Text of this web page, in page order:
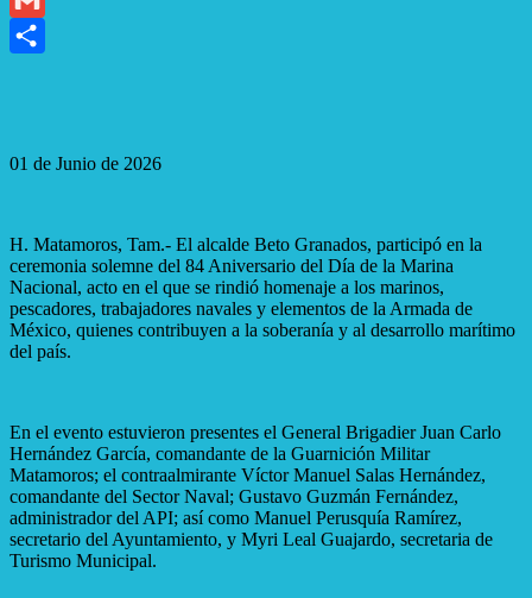
Gmail
01 de Junio de 2026
H. Matamoros, Tam.- El alcalde Beto Granados, participó en la
ceremonia solemne del 84 Aniversario del Día de la Marina
Nacional, acto en el que se rindió homenaje a los marinos,
pescadores, trabajadores navales y elementos de la Armada de
México, quienes contribuyen a la soberanía y al desarrollo marítimo
del país.
En el evento estuvieron presentes el General Brigadier Juan Carlo
Hernández García, comandante de la Guarnición Militar
Matamoros; el contraalmirante Víctor Manuel Salas Hernández,
comandante del Sector Naval; Gustavo Guzmán Fernández,
administrador del API; así como Manuel Perusquía Ramírez,
secretario del Ayuntamiento, y Myri Leal Guajardo, secretaria de
Turismo Municipal.